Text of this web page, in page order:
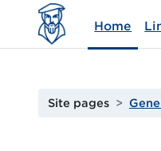
Skip to main content
Home
Site pages